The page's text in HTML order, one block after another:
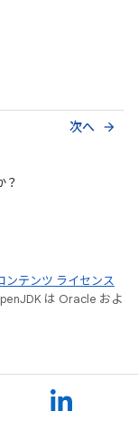
次へ arrow_forward
？
ンテンツ ライセンス
は Oracle およ